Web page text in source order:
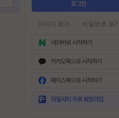
데이
유부녀킬러 #전지현
군체 #넷플릭스
아이디 찾기 비밀번호 찾기